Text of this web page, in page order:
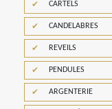
CARTELS
CANDELABRES
REVEILS
PENDULES
ARGENTERIE